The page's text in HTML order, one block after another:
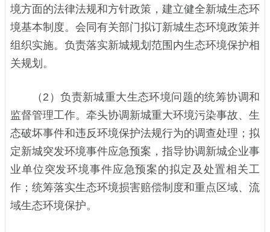
境方面的法律法规和方针政策，建立健全新城生态环
境基本制度。会同有关部门拟订新城生态环境政策并
组织实施。负责落实新城规划范围内生态环境保护相
关规划。
（2）负责新城重大生态环境问题的统筹协调和
监督管理工作。牵头协调新城重大环境污染事故、生
态破坏事件和违反环境保护法规行为的调查处理；拟
定新城突发环境事件应急预案，指导协调新城企业事
业单位突发环境事件应急预案的拟定及处置相关工
作；统筹落实生态环境损害赔偿制度和重点区域、流
域生态环境保护。